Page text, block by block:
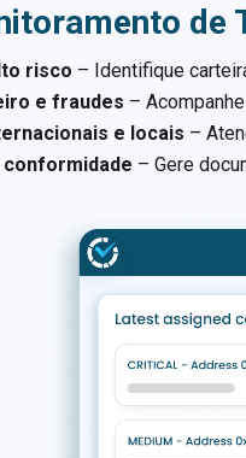
de
risco – Identifique
e fraudes –
e locais –
– Gere